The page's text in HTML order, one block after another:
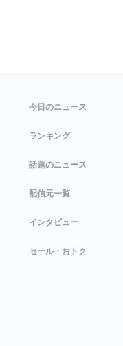
今日のニュース
ランキング
話題のニュース
配信元一覧
インタビュー
セール・おトク